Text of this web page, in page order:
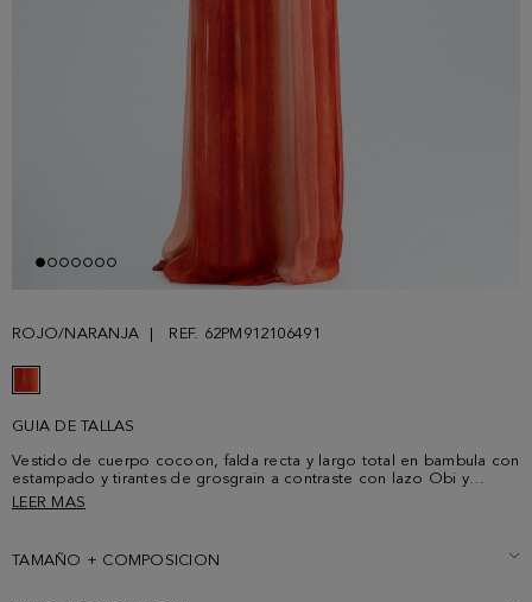
ROJO/NARANJA REF. 62PM912106491
GUIA DE TALLAS
Vestido de cuerpo cocoon, falda recta y largo total en bambula con
estampado y tirantes de grosgrain a contraste con lazo Obi y
pasador metálico personalizado. Escote recto, cierre de cremallera
LEER MAS
TAMAÑO + COMPOSICION